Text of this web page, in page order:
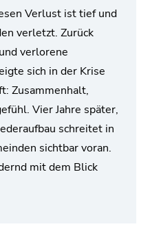
Verlust ist tief und
verletzt. Zurück
verlorene
sich in der Krise
Zusammenhalt,
Vier Jahre später,
schreitet in
sichtbar voran.
mit dem Blick